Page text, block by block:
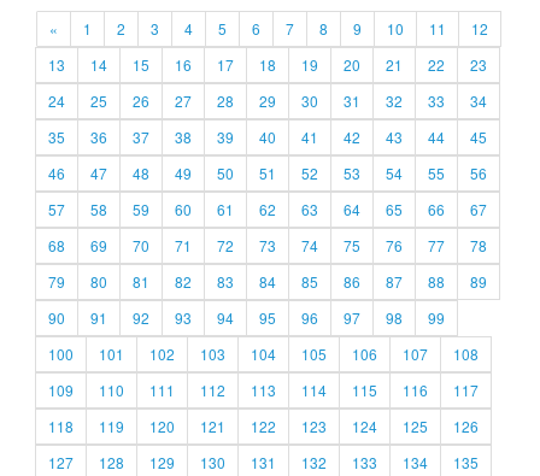
« 1 2 3 4 5 6 7 8 9 10 11
12
13
14 15 16 17 18 19 20 21 22
23
24
25 26 27 28 29 30 31 32 33
34
35
36 37 38 39 40 41 42 43 44
45
46
47 48 49 50 51 52 53 54 55
56
57
58 59 60 61 62 63 64 65 66
67
68
69 70 71 72 73 74 75 76 77
78
79
80 81 82 83 84 85 86 87 88
89
90
91 92 93 94 95 96 97 98
99
100
101 102 103 104 105 106 107
108
109
110 111 112 113 114 115 116
117
118
119 120 121 122 123 124 125
126
127
128 129 130 131 132 133 134
135